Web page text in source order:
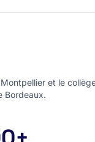
et le
Bordeaux.